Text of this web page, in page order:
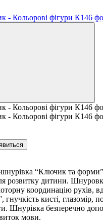
“Ключик та форми”
розвитку дитини.
координацію рухів,
гнучкість кисті, глазомір,
Шнурівка безперечно
мови.